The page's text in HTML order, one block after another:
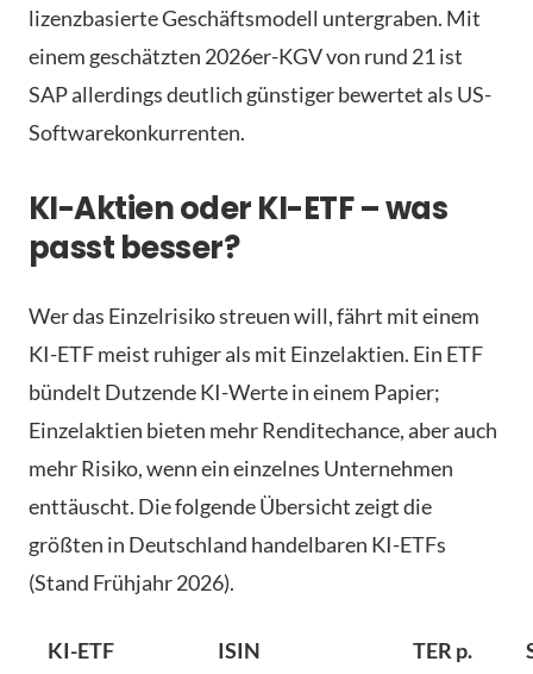
lizenzbasierte Geschäftsmodell untergraben. Mit
einem geschätzten 2026er-KGV von rund 21 ist
SAP allerdings deutlich günstiger bewertet als US-
Softwarekonkurrenten.
KI-Aktien oder KI-ETF – was
passt besser?
Wer das Einzelrisiko streuen will, fährt mit einem
KI-ETF meist ruhiger als mit Einzelaktien. Ein ETF
bündelt Dutzende KI-Werte in einem Papier;
Einzelaktien bieten mehr Renditechance, aber auch
mehr Risiko, wenn ein einzelnes Unternehmen
enttäuscht. Die folgende Übersicht zeigt die
größten in Deutschland handelbaren KI-ETFs
(Stand Frühjahr 2026).
KI-ETF ISIN
TER p.